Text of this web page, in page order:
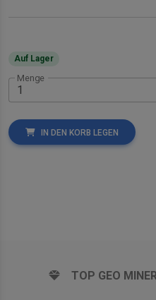
Auf Lager
Menge
IN DEN KORB LEGEN
TOP GEO